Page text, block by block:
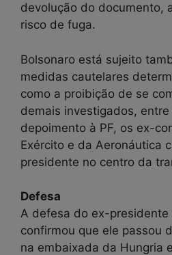
devolução do documento,
risco de fuga.
Bolsonaro está sujeito
medidas cautelares
como a proibição de se
demais investigados, entre
depoimento à PF, os ex-
Exército e da Aeronáutica
presidente no centro da
Defesa
A defesa do ex-presidente
confirmou que ele passou
na embaixada da Hungria